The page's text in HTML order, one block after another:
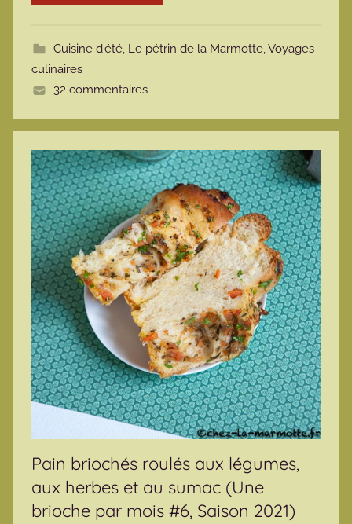
t
Cuisine d'été, Le pétrin de la Marmotte,Voyages
culinaires
32 commentaires
Pain briochés roulés aux légumes,
aux herbes et au sumac (Une
brioche par mois #6, Saison 2021)